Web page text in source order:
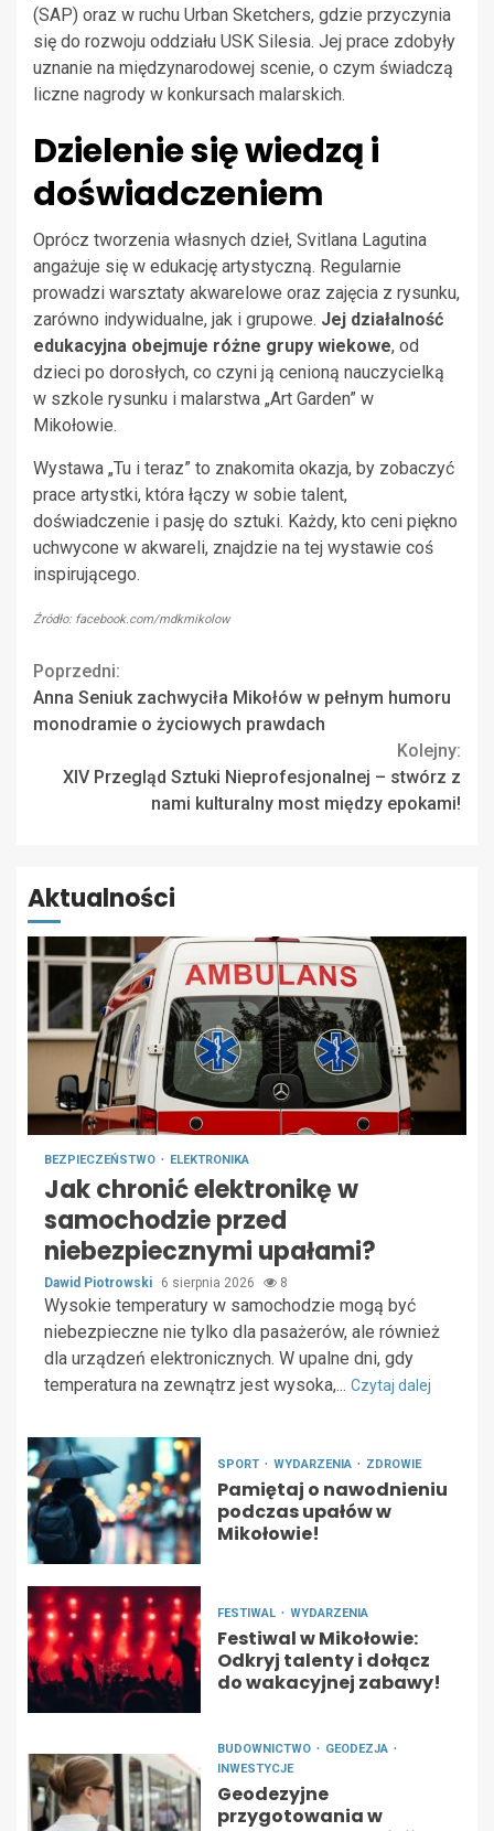
(SAP) oraz w ruchu Urban Sketchers, gdzie przyczynia
się do rozwoju oddziału USK Silesia. Jej prace zdobyły
uznanie na międzynarodowej scenie, o czym świadczą
liczne nagrody w konkursach malarskich.
Dzielenie się wiedzą i
doświadczeniem
Oprócz tworzenia własnych dzieł, Svitlana Lagutina
angażuje się w edukację artystyczną. Regularnie
prowadzi warsztaty akwarelowe oraz zajęcia z rysunku,
zarówno indywidualne, jak i grupowe. Jej działalność
edukacyjna obejmuje różne grupy wiekowe, od
dzieci po dorosłych, co czyni ją cenioną nauczycielką
w szkole rysunku i malarstwa „Art Garden” w
Mikołowie.
Wystawa „Tu i teraz” to znakomita okazja, by zobaczyć
prace artystki, która łączy w sobie talent,
doświadczenie i pasję do sztuki. Każdy, kto ceni piękno
uchwycone w akwareli, znajdzie na tej wystawie coś
inspirującego.
Źródło: facebook.com/mdkmikolow
Continue
Reading
Poprzedni:
Anna Seniuk zachwyciła Mikołów w pełnym humoru
monodramie o życiowych prawdach
Kolejny:
XIV Przegląd Sztuki Nieprofesjonalnej – stwórz z
nami kulturalny most między epokami!
Aktualności
BEZPIECZEŃSTWO ELEKTRONIKA
Jak chronić elektronikę w
samochodzie przed
niebezpiecznymi upałami?
Dawid Piotrowski 6 sierpnia 2026 8
Wysokie temperatury w samochodzie mogą być
niebezpieczne nie tylko dla pasażerów, ale również
dla urządzeń elektronicznych. W upalne dni, gdy
temperatura na zewnątrz jest wysoka,... Czytaj dalej
SPORT WYDARZENIA ZDROWIE
Pamiętaj o nawodnieniu
podczas upałów w
Mikołowie!
FESTIWAL WYDARZENIA
Festiwal w Mikołowie:
Odkryj talenty i dołącz
do wakacyjnej zabawy!
BUDOWNICTWO
GEODEZJA
INWESTYCJE
Geodezyjne
przygotowania w